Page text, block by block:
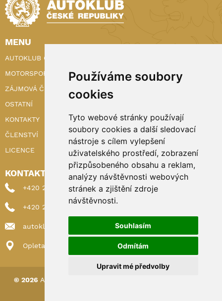
Používáme soubory
cookies
Tyto webové stránky používají
soubory cookies a další sledovací
nástroje s cílem vylepšení
uživatelského prostředí, zobrazení
přizpůsobeného obsahu a reklam,
analýzy návštěvnosti webových
stránek a zjištění zdroje
návštěvnosti.
Souhlasím
Odmítám
Upravit mé předvolby
MENU
AUTOKLUB ČR
MOTORSPORT
ZÁJMOVÁ ČINNOST
OSTATNÍ
KONTAKTY
ČLENSTVÍ
LICENCE
KONTAKTY
+420 222 898 224 (sekretariat)
+420 222 898 221 (členství)
autoklub@autoklub.cz
Opletalova 1337/29, 110 00 Praha 1
© 2026 AUTOKLUB ČESKÉ REPUBLIKY